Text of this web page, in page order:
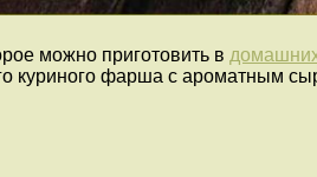
можно приготовить в
куриного фарша с ароматным